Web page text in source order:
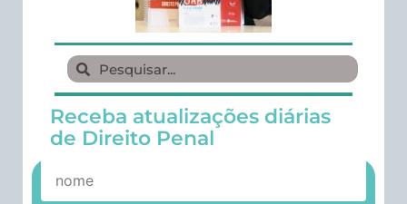
Receba atualizações diárias
de Direito Penal